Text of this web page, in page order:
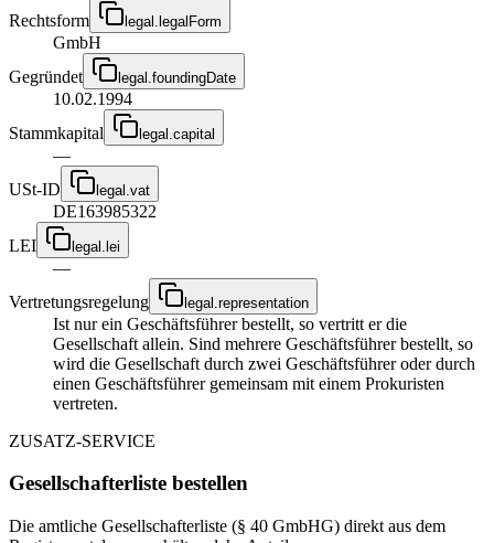
Rechtsform
legal.legalForm
GmbH
Gegründet
legal.foundingDate
10.02.1994
Stammkapital
legal.capital
—
USt-ID
legal.vat
DE163985322
LEI
legal.lei
—
Vertretungsregelung
legal.representation
Ist nur ein Geschäftsführer bestellt, so vertritt er die
Gesellschaft allein. Sind mehrere Geschäftsführer bestellt, so
wird die Gesellschaft durch zwei Geschäftsführer oder durch
einen Geschäftsführer gemeinsam mit einem Prokuristen
vertreten.
ZUSATZ-SERVICE
Gesellschafterliste bestellen
Die amtliche Gesellschafterliste (§ 40 GmbHG) direkt aus dem